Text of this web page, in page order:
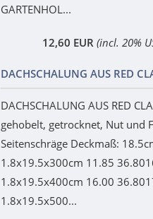
GARTENHOL...
12,60 EUR (incl. 20%
DACHSCHALUNG AUS RED
DACHSCHALUNG AUS RED
gehobelt, getrocknet, Nut und
Seitenschräge Deckmaß:
1.8x19.5x300cm 11.85
1.8x19.5x400cm 16.00
1.8x19.5x500...